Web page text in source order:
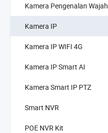
Kamera Pengenalan Wajah
Kamera IP
Kamera IP WIFI 4G
Kamera IP Smart AI
Kamera Smart IP PTZ
Smart NVR
POE NVR Kit